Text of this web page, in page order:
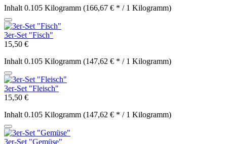
Inhalt 0.105 Kilogramm (166,67 € * / 1 Kilogramm)
3er-Set "Fisch"
15,50 €
Inhalt 0.105 Kilogramm (147,62 € * / 1 Kilogramm)
3er-Set "Fleisch"
15,50 €
Inhalt 0.105 Kilogramm (147,62 € * / 1 Kilogramm)
3er-Set "Gemüse"